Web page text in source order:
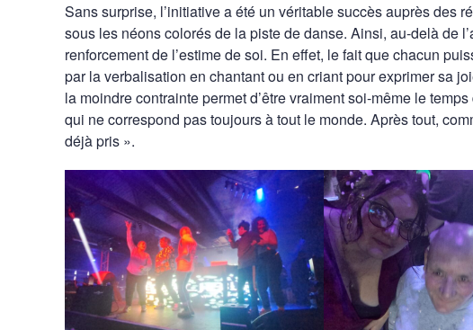
Sans surprise, l’initiative a été un véritable succès auprès des
sous les néons colorés de la piste de danse. Ainsi, au-delà de
renforcement de l’estime de soi. En effet, le fait que chacun
par la verbalisation en chantant ou en criant pour exprimer sa
la moindre contrainte permet d’être vraiment soi-même le
qui ne correspond pas toujours à tout le monde. Après tout,
déjà pris ».